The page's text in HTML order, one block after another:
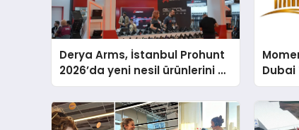
Derya Arms, İstanbul Prohunt
2026’da yeni nesil ürünlerini ve
global marka vizyonunu
sergiledi
Dubai